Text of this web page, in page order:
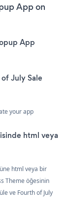
App on
App
July Sale
your app
html veya
html veya bir
Theme öğesinin
ve Fourth of July